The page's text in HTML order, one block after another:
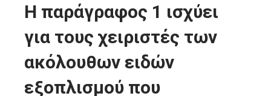
Η παράγραφος 1 ισχύει
για τους χειριστές των
ακόλουθων ειδών
εξοπλισμού που